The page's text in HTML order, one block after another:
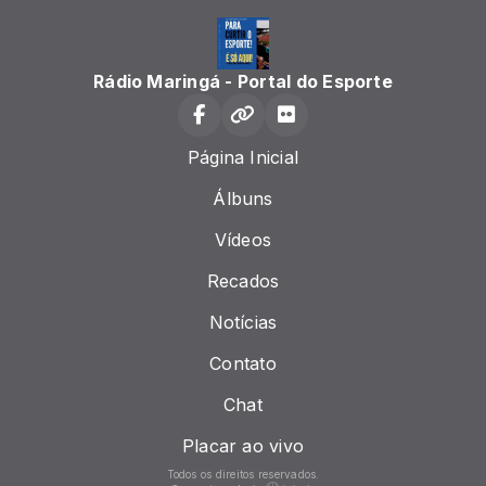
Rádio Maringá - Portal do Esporte
Página Inicial
Álbuns
Vídeos
Recados
Notícias
Contato
Chat
Placar ao vivo
Todos os direitos reservados.